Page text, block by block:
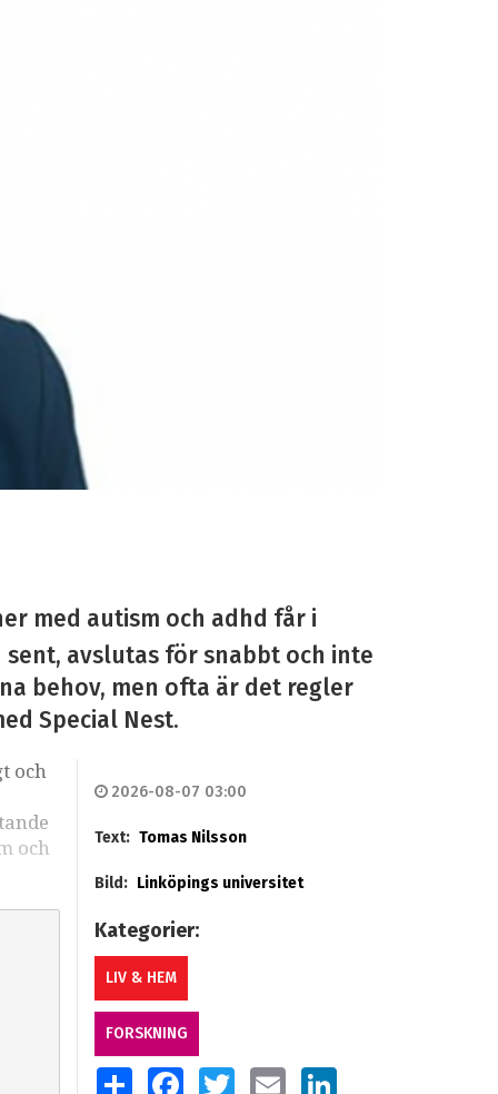
med autism och adhd får i
avslutas för snabbt och inte
behov, men ofta är det regler
Special Nest.
och
och
2026-08-07 03:00
Text: Tomas Nilsson
Bild: Linköpings universitet
Kategorier:
LIV & HEM
FORSKNING
SHARE FACEBOOKTWITTEREMAIL LINKEDIN